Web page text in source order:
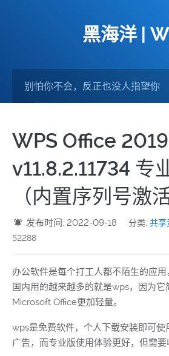
黑海洋 |
WPS Office 2019
v11.8.2.11734 专
（内置序列号激活
发布时间: 2022-09-18 分类:共
52288
办公软件是每个打工人都不陌生的应
国内用的越来越多的就是wps，因为它
Microsoft Office更加轻量。
wps是免费软件，个人下载安装即可使
广告，而专业版使用体验更好，但需要